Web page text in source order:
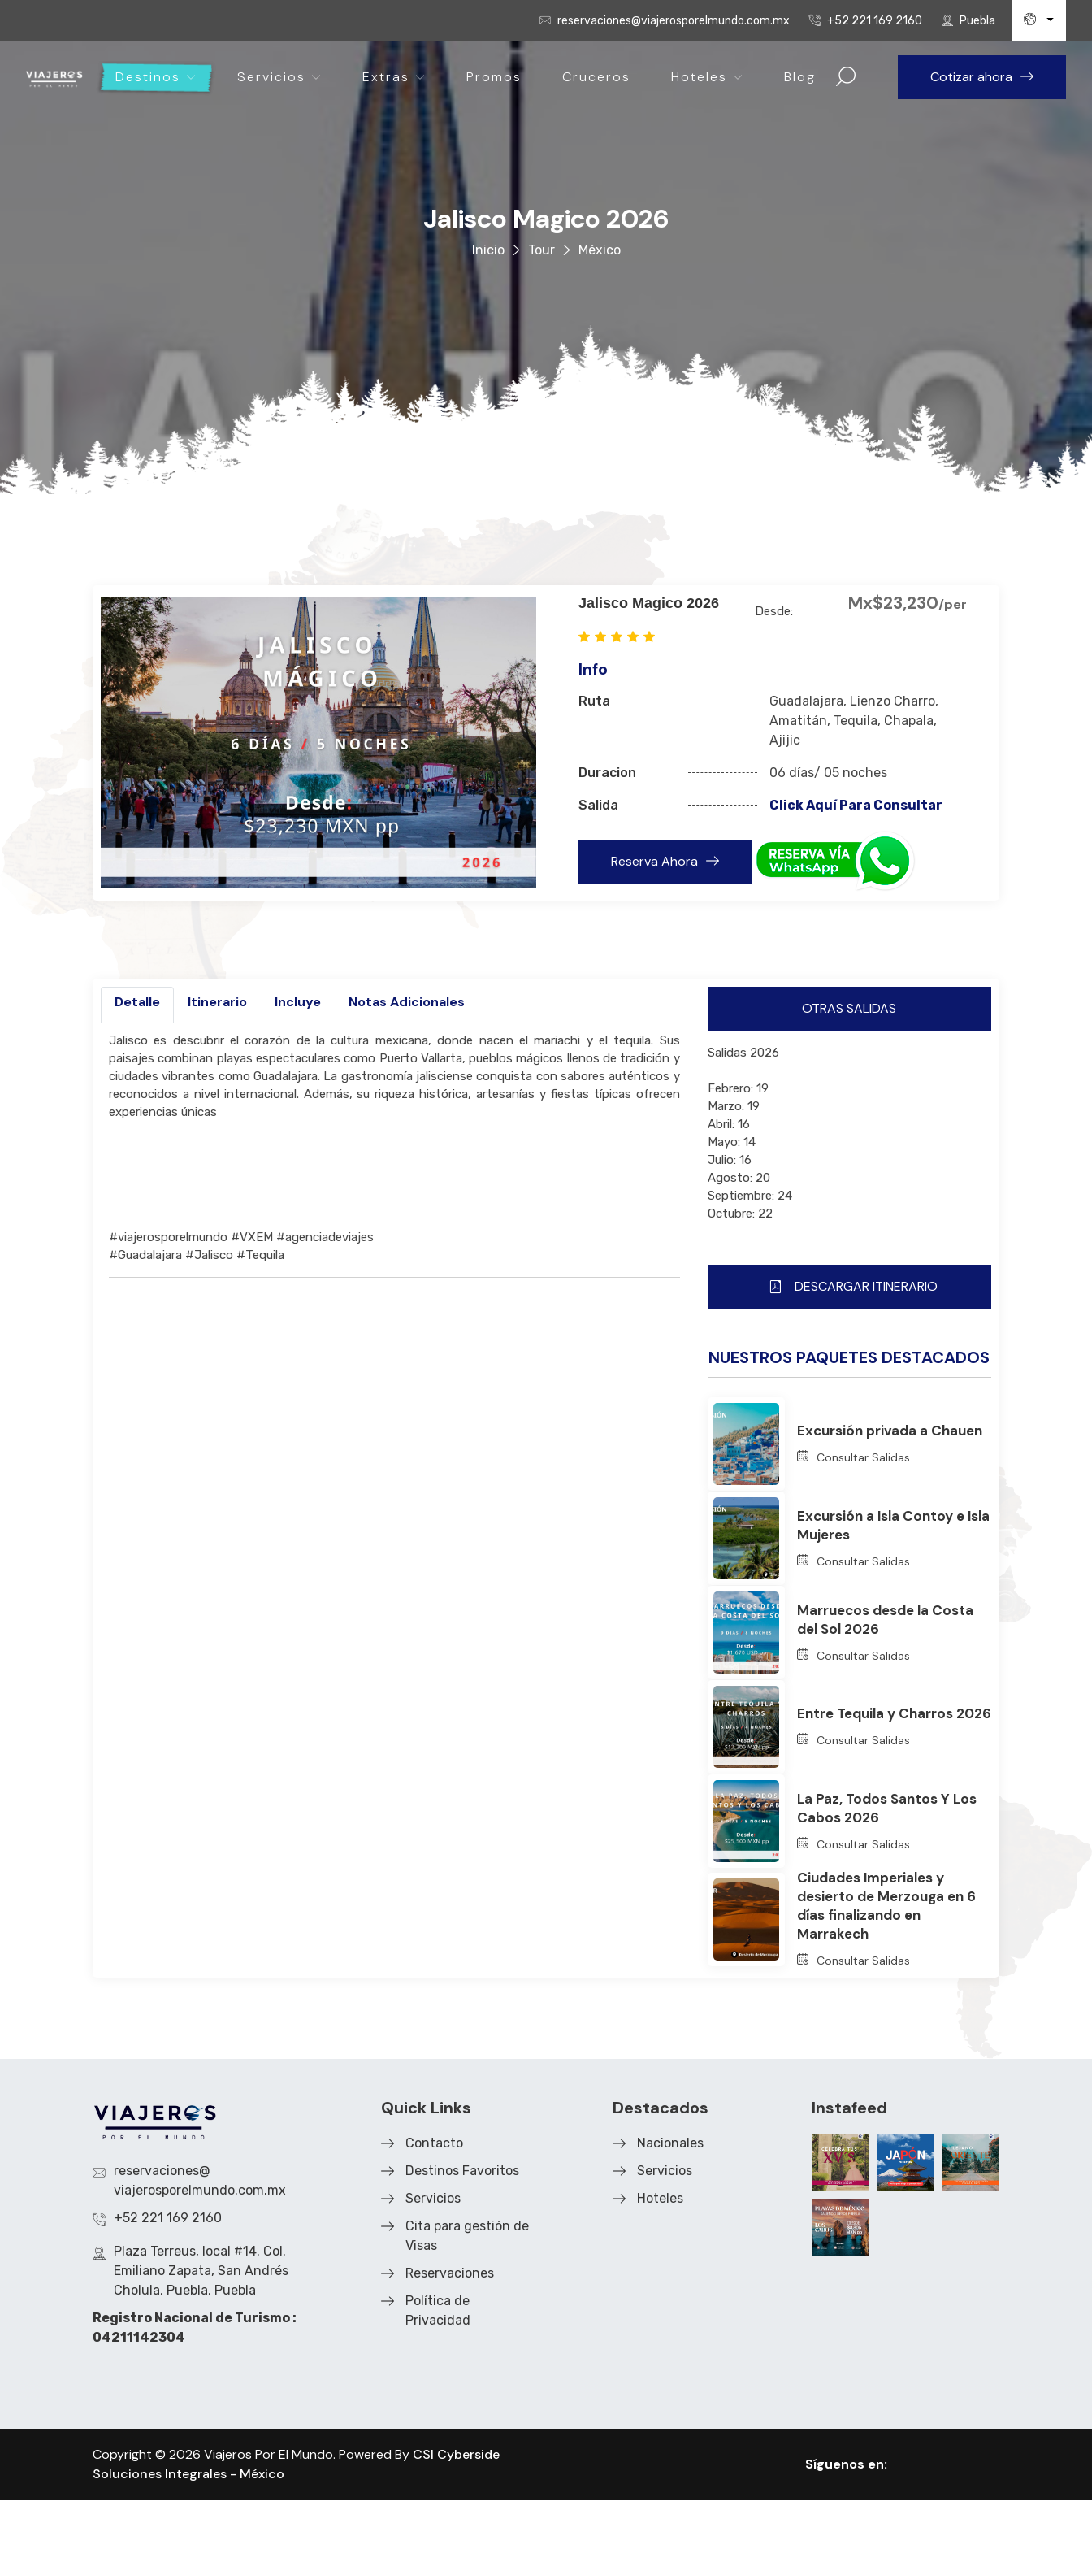
reservaciones@viajerosporelmundo.com.mx +52 221 169 2160 Puebla
Destinos Servicios Extras Promos Cruceros Hoteles Blog Cotizar ahora
Jalisco Magico 2026
Inicio Tour México
Jalisco Magico 2026 Desde: Mx$23,230/per
Info
Ruta
Guadalajara, Lienzo Charro,
Amatitán, Tequila, Chapala,
Ajijic
Duracion 06 días/ 05 noches
Salida Click Aquí Para Consultar
Reserva Ahora
Detalle Itinerario Incluye Notas Adicionales
Jalisco es descubrir el corazón de la cultura mexicana, donde nacen el mariachi y el tequila. Sus
paisajes combinan playas espectaculares como Puerto Vallarta, pueblos mágicos llenos de tradición y
ciudades vibrantes como Guadalajara. La gastronomía jalisciense conquista con sabores auténticos y
reconocidos a nivel internacional. Además, su riqueza histórica, artesanías y fiestas típicas ofrecen
experiencias únicas
#viajerosporelmundo #VXEM #agenciadeviajes
#Guadalajara #Jalisco #Tequila
OTRAS SALIDAS
Salidas 2026
Febrero: 19
Marzo: 19
Abril: 16
Mayo: 14
Julio: 16
Agosto: 20
Septiembre: 24
Octubre: 22
DESCARGAR ITINERARIO
NUESTROS PAQUETES DESTACADOS
Excursión privada a Chauen
Consultar Salidas
Excursión a Isla Contoy e Isla
Mujeres
Consultar Salidas
Marruecos desde la Costa
del Sol 2026
Consultar Salidas
Entre Tequila y Charros 2026
Consultar Salidas
La Paz, Todos Santos Y Los
Cabos 2026
Consultar Salidas
Ciudades Imperiales y
desierto de Merzouga en 6
días finalizando en
Marrakech
Consultar Salidas
reservaciones@
viajerosporelmundo.com.mx
+52 221 169 2160
Plaza Terreus, local #14. Col.
Emiliano Zapata, San Andrés
Cholula, Puebla, Puebla
Registro Nacional de Turismo :
04211142304
Quick Links
Contacto
Destinos Favoritos
Servicios
Cita para gestión de
Visas
Reservaciones
Política de
Privacidad
Destacados
Nacionales
Servicios
Hoteles
Instafeed
Copyright © 2026 Viajeros Por El Mundo. Powered By CSI Cyberside
Soluciones Integrales - México
Síguenos en: